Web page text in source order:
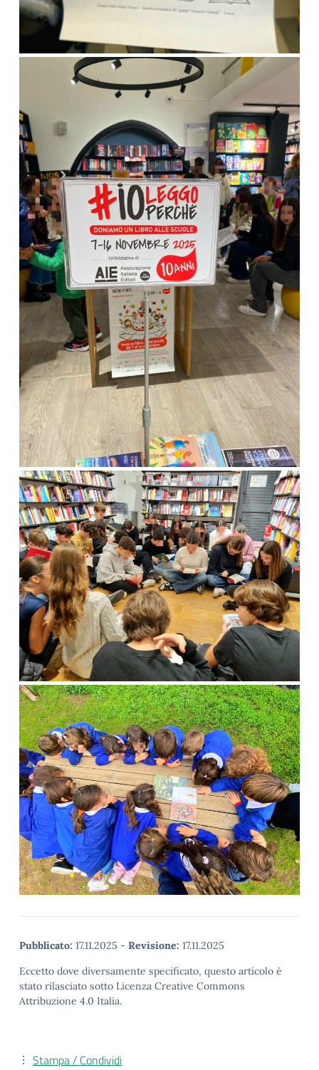
Pubblicato: 17.11.2025 - Revisione: 17.11.2025
Eccetto dove diversamente specificato, questo articolo è
stato rilasciato sotto Licenza Creative Commons
Attribuzione 4.0 Italia.
Stampa / Condividi